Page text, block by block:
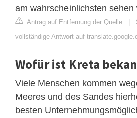
am wahrscheinlichsten sehen
Antrag auf Entfernung der Quelle |
vollständige Antwort auf
Wofür ist Kreta
Viele Menschen kommen
Meeres und des Sandes
besten